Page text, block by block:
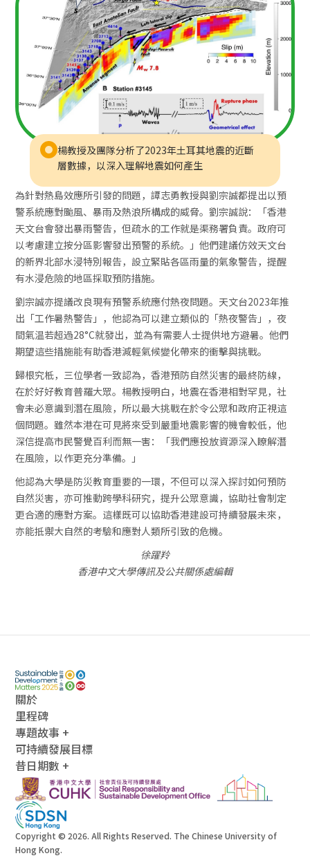
楊教授及團隊分析了2023年土耳其地震的近斷
層數據，以深入理解地震如何產生
為針對熱島效應所引發的問題，譚志勇教授與劉宗誠都提出以預
警系統應對颱風、暴雨及熱浪所構成的威脅。劉宗誠說：「香港
天文台會發出暴雨警告，但疏水的工作就是渠務署負責。政府可
以考慮建立按分區影響發出預警的系統。」他們建議仿效天文台
的新界北部水浸特別報告，設立緊貼各區雨量的氣象警告，提醒
有水浸危險的地區採取預防措施。
劉宗誠亦提議改良現有預警系統應付熱夜問題。天文台2023年推
出「工作暑熱警告」，他認為可以建立類似的「熱夜警告」，夜
間氣温若超過28°C就發出，並為有需要人士提供地方避暑。他們
期望這些措施能有助香港減輕氣候變化帶來的衝擊與挑戰。
歸根究柢，三位學者一致認為，香港預防自然災害的最終防線，
在於好好教育普羅大眾。楊教授明白，地震在香港相對罕見，社
會未必意識到潛在風險，所以最大挑戰在於令公眾和政府正視這
個問題。雖然本港在可見將來受到嚴重地震影響的機會較低，他
深信提高市民警覺百利而無一害：「我們應投放資源深入瞭解潛
在風險，以作更充分準備。」
他認為大學是防災教育重要的一環，不但可以深入探討如何預防
自然災害，亦可推動跨學科研究，提升公眾意識，協助社會制定
更合適的應對方案。這樣既可以協助香港建設可持續發展未來，
亦能抵禦大自然的考驗和應對人類所引致的危機。
徐躍羚
香港中文大學傳訊及公共關係處編輯
關於
里程碑
專題故事 +
可持續發展目標
昔日期數 +
Copyright © 2026. All Rights Reserved. The Chinese University of
Hong Kong.